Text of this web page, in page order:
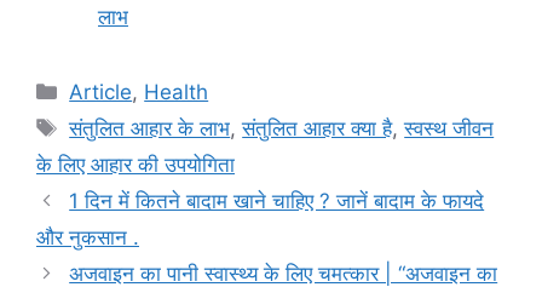
लाभ
Categories
Article, Health
Tags
संतुलित आहार के लाभ,संतुलित आहार क्या है,स्वस्थ जीवन
के लिए आहार की उपयोगिता
1 दिन में कितने बादाम खाने चाहिए ? जानें बादाम के फायदे
और नुकसान .
अजवाइन का पानी स्वास्थ्य के लिए चमत्कार | “अजवाइन का